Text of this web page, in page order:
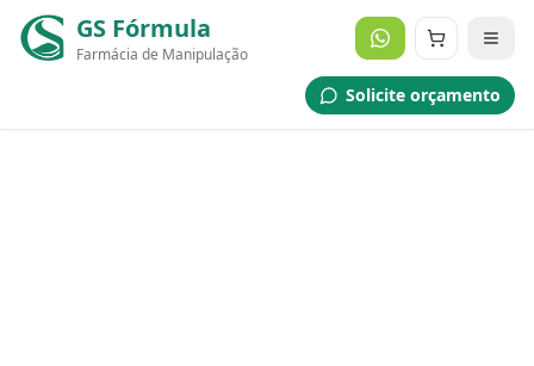
GS Fórmula
Farmácia de Manipulação
Solicite orçamento